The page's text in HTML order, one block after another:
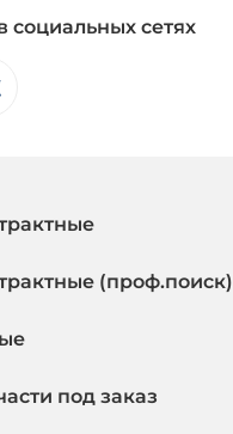
социальных сетях
(проф.поиск)
под заказ